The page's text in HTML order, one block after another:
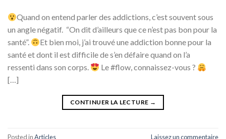
Quand on entend parler des addictions, c’est souvent sous
un angle négatif. “On dit d’ailleurs que ce n’est pas bon pour la
santé”.
Et bien moi, j’ai trouvé une addiction bonne pour la
santé et dont il est difficile de s’en défaire quand on l’a
ressenti dans son corps.
Le #flow, connaissez-vous ?
[…]
CONTINUER LA LECTURE →
Posted inArticles Laissez un commentaire